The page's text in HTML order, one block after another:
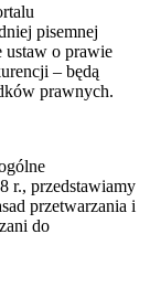
pisemnej
ustaw o prawie
– będą
prawnych.
r., przedstawiamy
przetwarzania i
do